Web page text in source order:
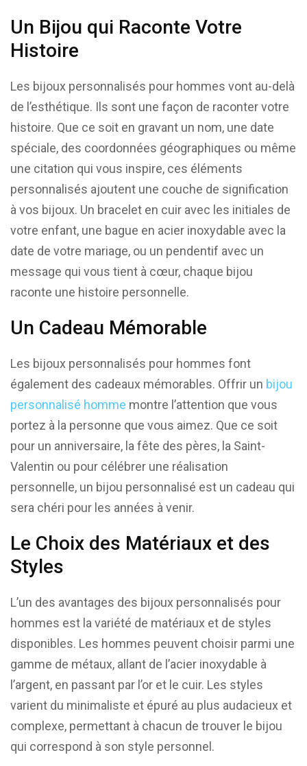
Un Bijou qui Raconte Votre
Histoire
Les bijoux personnalisés pour hommes vont au-delà
de l’esthétique. Ils sont une façon de raconter votre
histoire. Que ce soit en gravant un nom, une date
spéciale, des coordonnées géographiques ou même
une citation qui vous inspire, ces éléments
personnalisés ajoutent une couche de signification
à vos bijoux. Un bracelet en cuir avec les initiales de
votre enfant, une bague en acier inoxydable avec la
date de votre mariage, ou un pendentif avec un
message qui vous tient à cœur, chaque bijou
raconte une histoire personnelle.
Un Cadeau Mémorable
Les bijoux personnalisés pour hommes font
également des cadeaux mémorables. Offrir un bijou
personnalisé homme montre l’attention que vous
portez à la personne que vous aimez. Que ce soit
pour un anniversaire, la fête des pères, la Saint-
Valentin ou pour célébrer une réalisation
personnelle, un bijou personnalisé est un cadeau qui
sera chéri pour les années à venir.
Le Choix des Matériaux et des
Styles
L’un des avantages des bijoux personnalisés pour
hommes est la variété de matériaux et de styles
disponibles. Les hommes peuvent choisir parmi une
gamme de métaux, allant de l’acier inoxydable à
l’argent, en passant par l’or et le cuir. Les styles
varient du minimaliste et épuré au plus audacieux et
complexe, permettant à chacun de trouver le bijou
qui correspond à son style personnel.